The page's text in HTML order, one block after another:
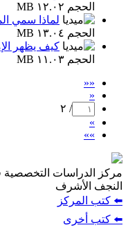
الحجم ١٢.٠٢ MB
لماذا سمي
الحجم ١٣.٠٤ MB
كيف يظهر
الحجم ١١.٠٣ MB
««
«
/ ٢
»
»»
مركز الدراسات التخصصية
النجف الأشرف
⬅️ كتب المركز
⬅️ كتب أخرى